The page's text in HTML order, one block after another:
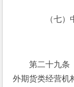
（七）中
第二十九条　
外期货类经营机